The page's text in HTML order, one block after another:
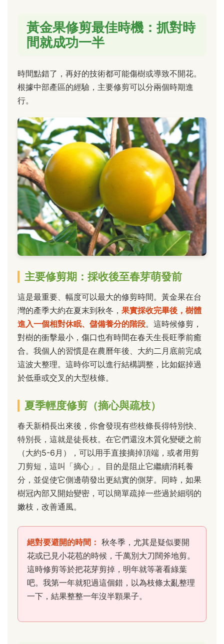
黃金果修剪最佳時機：抓對時
間就成功一半
時間點錯了，再好的技術都可能傷樹或導致不開花。
根據中部產區的經驗，主要修剪可以分兩個時期進
行。
主要修剪期：採收後至春芽萌發前
這是最重要、幅度可以最大的修剪時間。黃金果在台
灣的產季大約在夏末到秋冬， 果實採收完畢後，樹體
進入一個相對休眠、儲備養分的階段。這時候修剪，
對樹的衝擊最小，傷口也有時間在春天生長旺季前癒
合。我個人的習慣是在農曆年後、大約二月底前完成
這波大整理。這時你可以進行結構調整，比如鋸掉過
於低垂或交叉的大型枝條。
夏季輕度修剪（摘心與疏枝）
春天新梢長出來後，你會發現有些枝條長得特別快、
特別長，這就是徒長枝。在它們還沒木質化變硬之前
（大約5-6月），可以用手直接摘掉頂端，或者用剪
刀剪短，這叫「摘心」。目的是阻止它繼續消耗養
分，並促使它側邊萌發出更結實的側芽。同時，如果
樹冠內部又開始變密，可以簡單疏掉一些過於細弱的
嫩枝，改善通風。
絕對要避開的時間： 秋冬季，尤其是疑似要開
花或已見小花苞的時候，千萬別大刀闊斧地剪。
這時修剪等於把花芽剪掉，明年就等著看綠葉
吧。我第一年就犯過這個錯，以為枝條太亂整理
一下，結果整整一年沒半顆果子。